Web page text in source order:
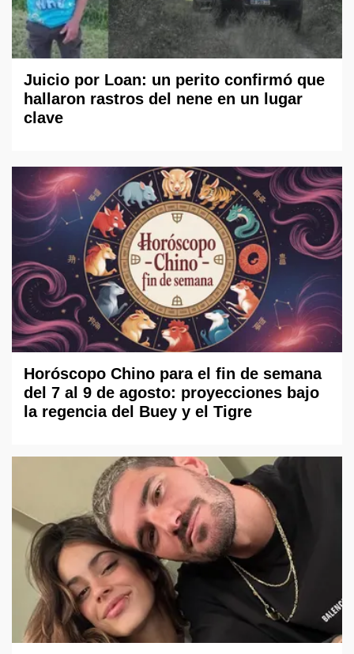
Juicio por Loan: un perito confirmó que
hallaron rastros del nene en un lugar
clave
Horóscopo Chino para el fin de semana
del 7 al 9 de agosto: proyecciones bajo
la regencia del Buey y el Tigre